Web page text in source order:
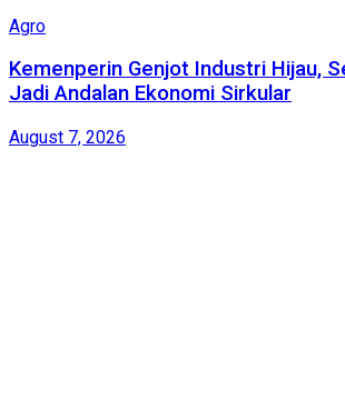
Agro
Kemenperin Genjot Industri Hijau,
Jadi Andalan Ekonomi Sirkular
August 7, 2026